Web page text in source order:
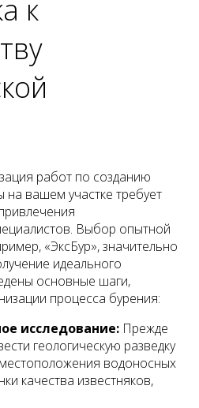
к
работ по созданию
на вашем участке требует
Выбор опытной
«ЭксБур», значительно
идеального
основные шаги,
процесса бурения:
исследование: Прежде
геологическую разведку
водоносных
качества известняков,